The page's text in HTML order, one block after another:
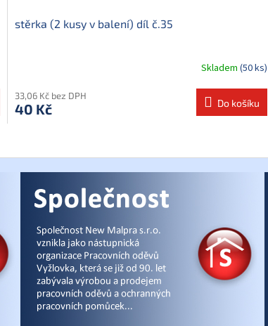
stěrka (2 kusy v balení) díl č.35
Skladem (50 ks)
33,06 Kč bez DPH
40 Kč Do košíku
v
l
d
a
í
p
r
v
k
y